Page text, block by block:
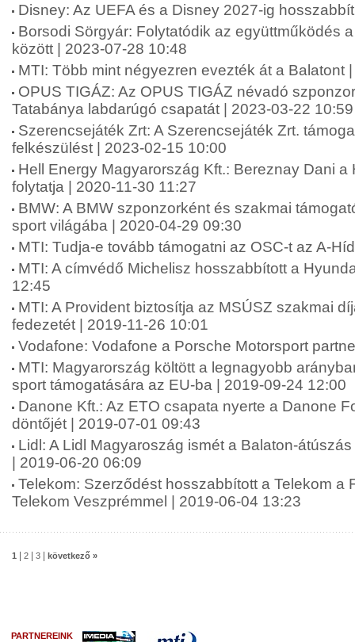
Disney: Az UEFA és a Disney 2027-ig
Borsodi Sörgyár: Folytatódik az együttműködés
között | 2023-07-28 10:48
MTI: Több mint négyezren evezték át a Balatont
OPUS TIGÁZ: Az OPUS TIGÁZ névadó
Tatabánya labdarúgó csapatát | 2023-03-22 10:59
Szerencsejáték Zrt: A Szerencsejáték Zrt.
felkészülést | 2023-02-15 10:00
Hell Energy Magyarország Kft.: Bereznay Dani a
folytatja | 2020-11-30 11:27
BMW: A BMW szponzorként és szakmai
sport világába | 2020-04-29 09:30
MTI: Tudja-e tovább támogatni az OSC-t az A-
MTI: A címvédő Michelisz hosszabbított a
12:45
MTI: A Provident biztosítja az MSÚSZ szakmai
fedezetét | 2019-11-26 10:01
Vodafone: Vodafone a Porsche Motorsport
MTI: Magyarország költött a legnagyobb
sport támogatására az EU-ba | 2019-09-24 12:00
Danone Kft.: Az ETO csapata nyerte a Danone
döntőjét | 2019-07-01 09:43
Lidl: A Lidl Magyaroszág ismét a Balaton-
| 2019-06-20 06:09
Telekom: Szerződést hosszabbított a Telekom a
Telekom Veszprémmel | 2019-06-04 13:23
1 2 3 következő »
PARTNEREINK